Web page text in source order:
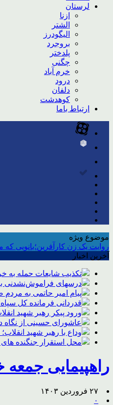
لرستان
ازنا
الشتر
الیگودرز
بروجرد
پلدختر
چگنی
خرم آباد
درود
دلفان
کوهدشت
ارتباط باما
موضوع ویژه
روایت یک زن کارآفرین؛بانویی که
آخرین اخبار
تکذیب شایعات حمله به
درسهای فراموش‌نشدنی
پیام امیر حاتمی به مردم
قدردانی فرمانده کل
ورود پیکر رهبر شهید
عاشورای حسینی از نگاه
وداع با رهبر شهید انقلاب؛ 13 تیر در تهران/ تشییع در قم و تدفین در مشهد
محل استقرار جنگنده های F35، F15، F16 آمریکایی منهدم شد
راهپیمایی
۲۷ فروردین ۱۴۰۳
۰